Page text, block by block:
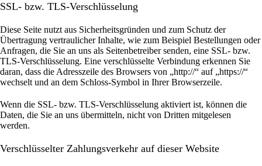
SSL- bzw. TLS-Verschlüsselung
Diese Seite nutzt aus Sicherheitsgründen und zum Schutz der
Übertragung vertraulicher Inhalte, wie zum Beispiel Bestellungen oder
Anfragen, die Sie an uns als Seitenbetreiber senden, eine SSL- bzw.
TLS-Verschlüsselung. Eine verschlüsselte Verbindung erkennen Sie
daran, dass die Adresszeile des Browsers von „http://“ auf „https://“
wechselt und an dem Schloss-Symbol in Ihrer Browserzeile.
Wenn die SSL- bzw. TLS-Verschlüsselung aktiviert ist, können die
Daten, die Sie an uns übermitteln, nicht von Dritten mitgelesen
werden.
Verschlüsselter Zahlungsverkehr auf dieser Website